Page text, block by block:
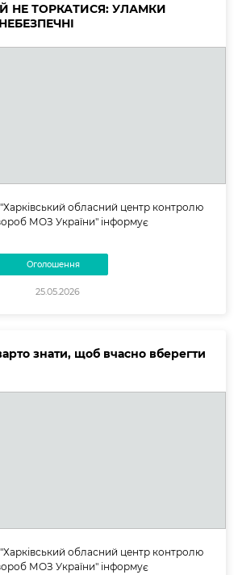
НЕ ТОРКАТИСЯ: УЛАМКИ
"Харківський обласний центр контролю
МОЗ України" інформує
Оголошення
25.05.2026
знати, щоб вчасно вберегти
"Харківський обласний центр контролю
МОЗ України" інформує